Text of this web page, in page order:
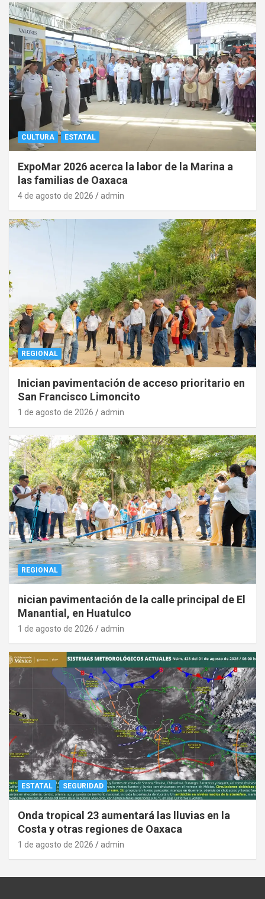
CULTURA ESTATAL
ExpoMar 2026 acerca la labor de la Marina a
las familias de Oaxaca
4 de agosto de 2026 admin
REGIONAL
Inician pavimentación de acceso prioritario en
San Francisco Limoncito
1 de agosto de 2026 admin
REGIONAL
nician pavimentación de la calle principal de El
Manantial, en Huatulco
1 de agosto de 2026 admin
ESTATAL SEGURIDAD
Onda tropical 23 aumentará las lluvias en la
Costa y otras regiones de Oaxaca
1 de agosto de 2026 admin